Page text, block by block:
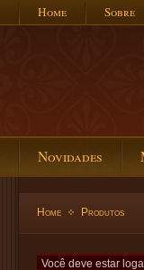
Home Sobre
Novidades
Home Produtos
Você deve estar